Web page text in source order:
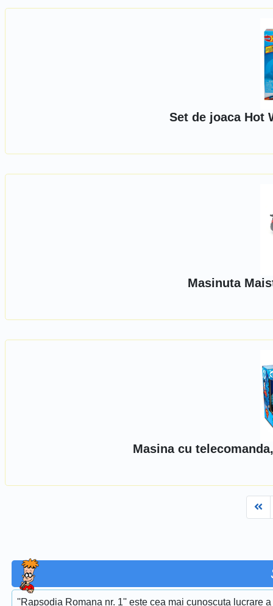
Set de joaca Hot
Masinuta
Masina cu
''Rapsodia Romana nr. 1'' este cea mai cunoscuta lucrare